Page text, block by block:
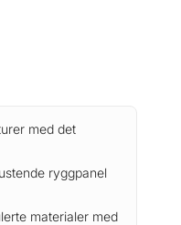
med det
ryggpanel
materialer med